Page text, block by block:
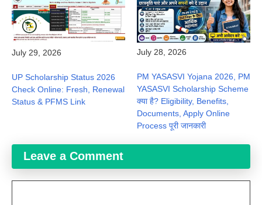
July 29, 2026
UP Scholarship Status 2026
Check Online: Fresh, Renewal
Status & PFMS Link
July 28, 2026
PM YASASVI Yojana 2026, PM
YASASVI Scholarship Scheme
क्या है? Eligibility, Benefits,
Documents, Apply Online
Process पूरी जानकारी
Leave a Comment